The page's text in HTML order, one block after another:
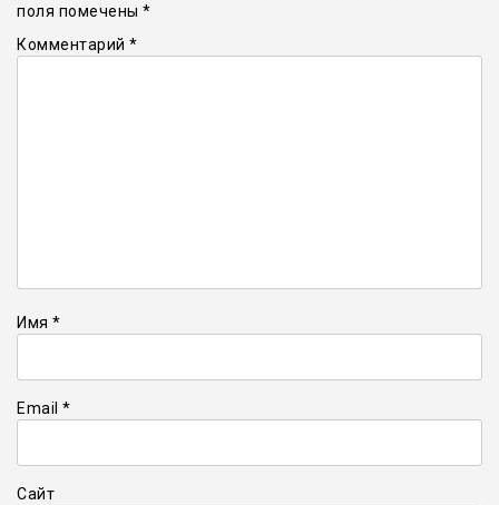
поля помечены *
Комментарий *
Имя *
Email *
Сайт